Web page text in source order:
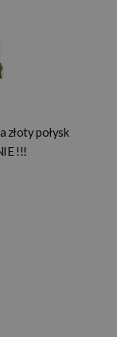
złoty połysk
!!!